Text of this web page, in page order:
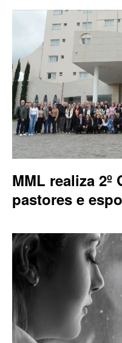
MML realiza 2º
pastores e